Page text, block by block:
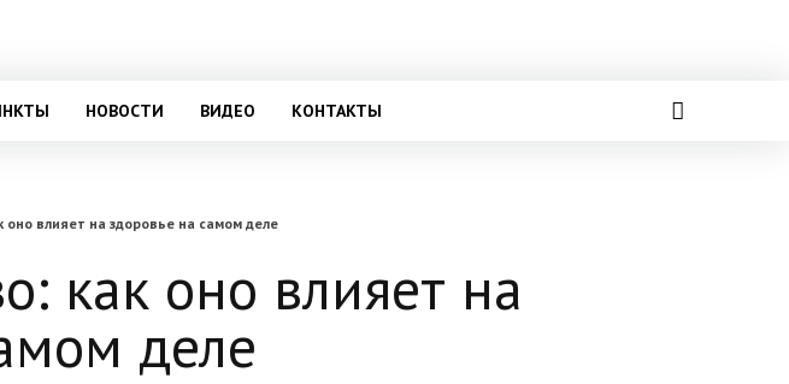
НОВОСТИ ВИДЕО КОНТАКТЫ
оно влияет на здоровье на самом деле
как оно влияет на
деле